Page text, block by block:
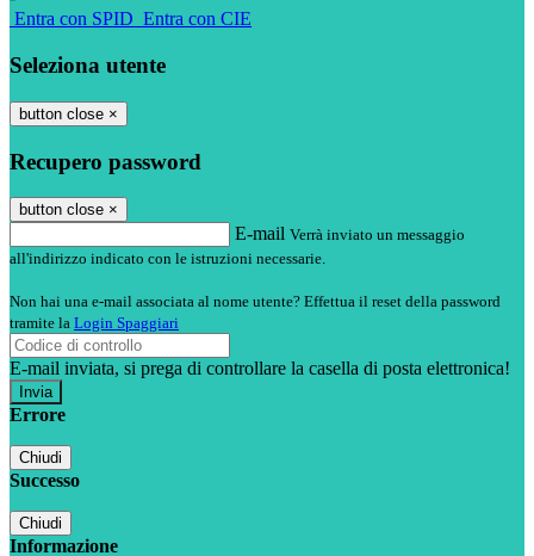
Entra con SPID Entra con CIE
Seleziona utente
button close ×
Recupero password
button close ×
E-mail Verrà inviato un messaggio
all'indirizzo indicato con le istruzioni necessarie.
Non hai una e-mail associata al nome utente? Effettua il reset della password
tramite la Login Spaggiari
E-mail inviata, si prega di controllare la casella di posta elettronica!
Errore
Chiudi
Successo
Chiudi
Informazione